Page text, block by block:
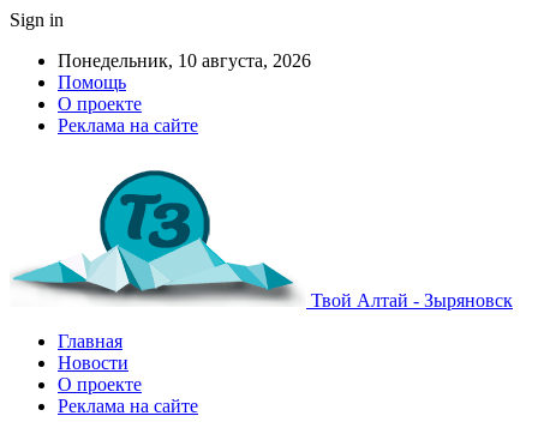
Sign in
Понедельник, 10 августа, 2026
Помощь
О проекте
Реклама на сайте
Твой Алтай - Зыряновск
Главная
Новости
О проекте
Реклама на сайте